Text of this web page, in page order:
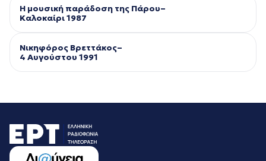
Η μουσική παράδοση της Πάρου–
Kαλοκαίρι 1987
Νικηφόρος Βρεττάκος–
4 Αυγούστου 1991